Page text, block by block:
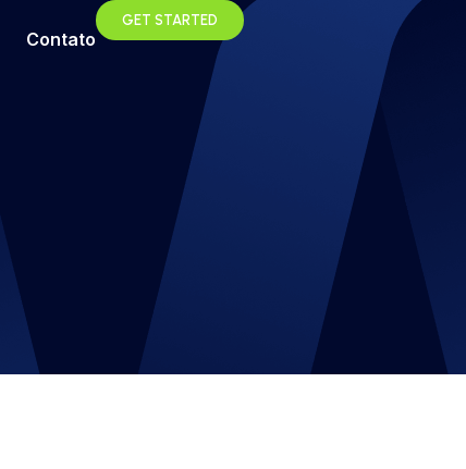
Contato
GET STARTED